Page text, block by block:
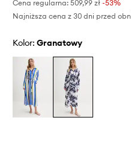
Cena regularna: 509,99 zł-53%
Najniższa cena z 30 dni przed
Kolor: granatowy